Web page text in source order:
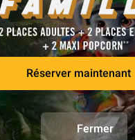
Réserver maintenant
Fermer